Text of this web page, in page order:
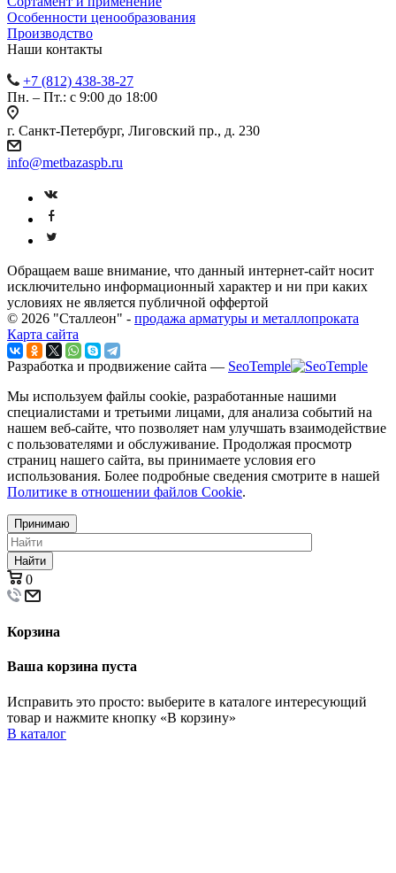
Особенности ценообразования
Производство
Наши контакты
+7 (812) 438-38-27
Пн. – Пт.: с 9:00 до 18:00
г. Санкт-Петербург, Лиговский пр., д. 230
info@metbazaspb.ru
Обращаем ваше внимание, что данный интернет-сайт носит
исключительно информационный характер и ни при каких
условиях не является публичной оффертой
© 2026 "Сталлеон" - продажа арматуры и металлопроката
Карта сайта
Разработка и продвижение сайта — SeoTemple
Мы используем файлы cookie, разработанные нашими
специалистами и третьими лицами, для анализа событий на
нашем веб-сайте, что позволяет нам улучшать взаимодействие
с пользователями и обслуживание. Продолжая просмотр
страниц нашего сайта, вы принимаете условия его
использования. Более подробные сведения смотрите в нашей
Политике в отношении файлов Cookie.
Принимаю
Найти
0
Корзина
Ваша корзина пуста
Исправить это просто: выберите в каталоге интересующий
товар и нажмите кнопку «В корзину»
В каталог